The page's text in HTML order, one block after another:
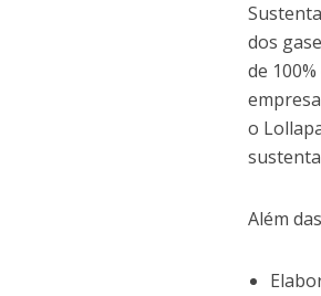
dos
de
o
Além